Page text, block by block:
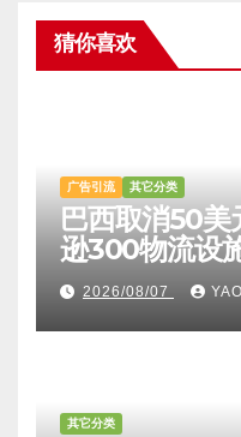
猜你喜欢
广告引流 其它分类
巴西取消50美
逊300物流设
2026/08/07
其它分类